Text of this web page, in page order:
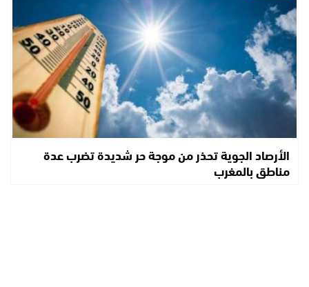
الأرصاد الجوية تحذر من موجة حر شديدة تضرب عدة
مناطق بالمغرب